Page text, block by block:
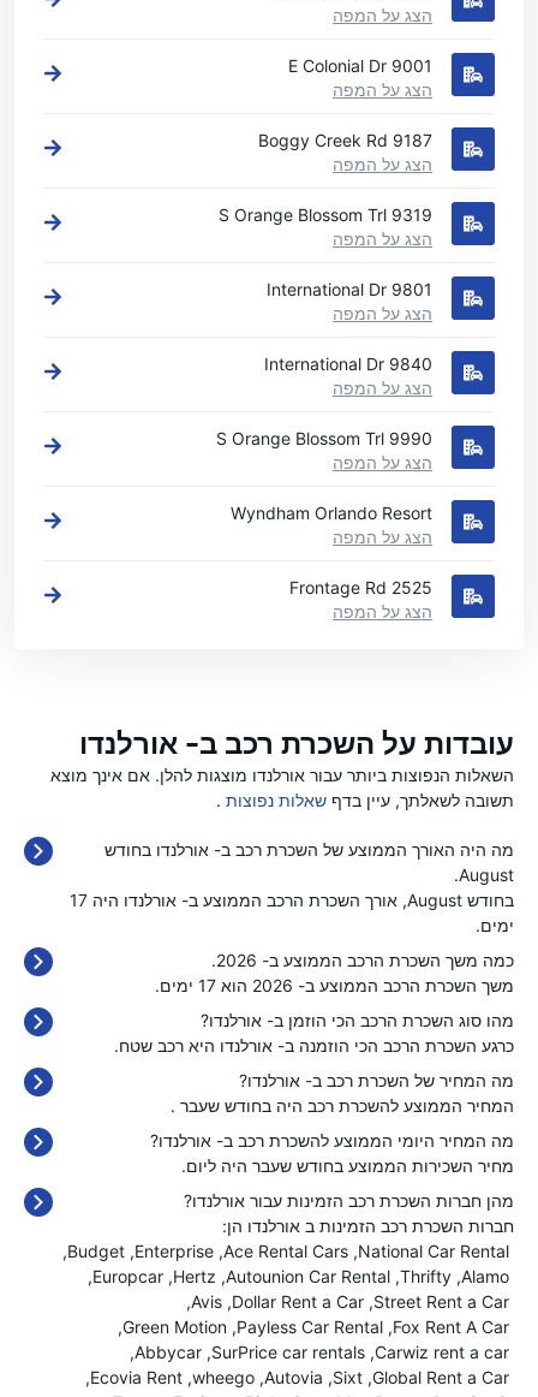
הצג על המפה
9001 E Colonial Dr
הצג על המפה
9187 Boggy Creek Rd
הצג על המפה
9319 S Orange Blossom Trl
הצג על המפה
9801 International Dr
הצג על המפה
9840 International Dr
הצג על המפה
9990 S Orange Blossom Trl
הצג על המפה
Wyndham Orlando Resort
הצג על המפה
2525 Frontage Rd
הצג על המפה
עובדות על השכרת רכב ב- אורלנדו
השאלות הנפוצות ביותר עבור אורלנדו מוצגות להלן. אם אינך מוצא
תשובה לשאלתך, עיין בדף שאלות נפוצות .
מה היה האורך הממוצע של השכרת רכב ב- אורלנדו בחודש
August.
בחודש August, אורך השכרת הרכב הממוצע ב- אורלנדו היה 17
ימים.
כמה משך השכרת הרכב הממוצע ב- 2026.
משך השכרת הרכב הממוצע ב- 2026 הוא 17 ימים.
מהו סוג השכרת הרכב הכי הוזמן ב- אורלנדו?
כרגע השכרת הרכב הכי הוזמנה ב- אורלנדו היא רכב שטח.
מה המחיר של השכרת רכב ב- אורלנדו?
המחיר הממוצע להשכרת רכב היה בחודש שעבר .
מה המחיר היומי הממוצע להשכרת רכב ב- אורלנדו?
מחיר השכירות הממוצע בחודש שעבר היה ליום.
מהן חברות השכרת רכב הזמינות עבור אורלנדו?
חברות השכרת רכב הזמינות ב אורלנדו הן:
National Car Rental
Ace Rental Cars
Enterprise
Budget
Alamo
Thrifty
Autounion Car Rental
Hertz
Europcar
Street Rent a Car
Dollar Rent a Car
Avis
Fox Rent A Car
Payless Car Rental
Green Motion
Carwiz rent a car
SurPrice car rentals
Abbycar
Global Rent a Car
Sixt
Autovia
wheego
Ecovia Rent